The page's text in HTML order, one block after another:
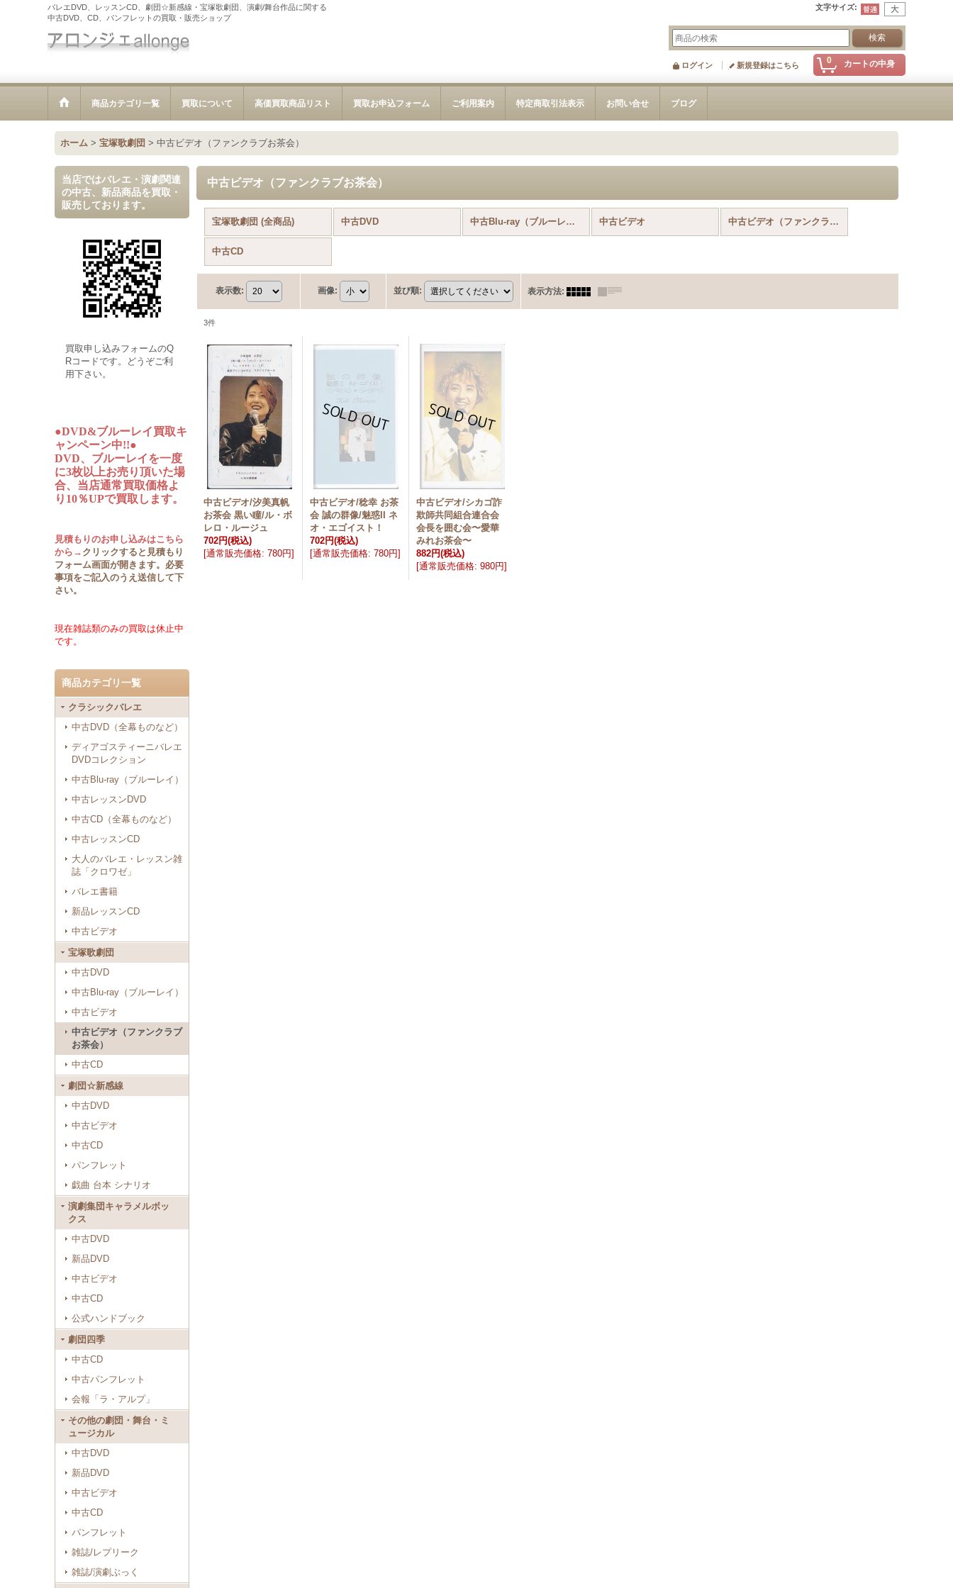
バレエDVD、レッスンCD、劇団☆新感線・宝塚歌劇団、演劇/舞台作品に関する
中古DVD、CD、パンフレットの買取・販売ショップ
文字サイズ:
0 カートの中身
ログイン 新規登録はこちら
商品カテゴリ一覧 買取について 高価買取商品リスト 買取お申込フォーム ご利用案内 特定商取引法表示 お問い合せ ブログ
ホーム > 宝塚歌劇団 > 中古ビデオ（ファンクラブお茶会）
当店ではバレエ・演劇関連
の中古、新品商品を買取・
販売しております。
買取申し込みフォームのQ
Rコードです。どうぞご利
用下さい。
●DVD&ブルーレイ買取キ
ャンペーン中!!●
DVD、ブルーレイを一度
に3枚以上お売り頂いた場
合、当店通常買取価格よ
り10％UPで買取します。
見積もりのお申し込みはこちら
から→ クリックすると見積もり
フォーム画面が開きます。必要
事項をご記入のうえ送信して下
さい。
現在雑誌類のみの買取は休止中
です。
商品カテゴリ一覧
クラシックバレエ
中古DVD（全幕ものなど）
ディアゴスティーニバレエ
DVDコレクション
中古Blu-ray（ブルーレイ）
中古レッスンDVD
中古CD（全幕ものなど）
中古レッスンCD
大人のバレエ・レッスン雑
誌「クロワゼ」
バレエ書籍
新品レッスンCD
中古ビデオ
宝塚歌劇団
中古DVD
中古Blu-ray（ブルーレイ）
中古ビデオ
中古ビデオ（ファンクラブ
お茶会）
中古CD
劇団☆新感線
中古DVD
中古ビデオ
中古CD
パンフレット
戯曲 台本 シナリオ
演劇集団キャラメルボッ
クス
中古DVD
新品DVD
中古ビデオ
中古CD
公式ハンドブック
劇団四季
中古CD
中古パンフレット
会報「ラ・アルプ」
その他の劇団・舞台・ミ
ュージカル
中古DVD
新品DVD
中古ビデオ
中古CD
パンフレット
雑誌/レプリーク
雑誌/演劇ぶっく
中古ビデオ（ファンクラブお茶会）
宝塚歌劇団 (全商品) 中古DVD 中古Blu-ray（ブルーレイ） 中古ビデオ 中古ビデオ（ファンクラブお茶会）
中古CD
表示数: 画像: 並び順: 表示方法:
3件
中古ビデオ/汐美真帆
お茶会 黒い瞳/ル・ボ
レロ・ルージュ
702円(税込)
[通常販売価格: 780円]
中古ビデオ/稔幸 お茶
会 誠の群像/魅惑II ネ
オ・エゴイスト！
702円(税込)
[通常販売価格: 780円]
中古ビデオ/シカゴ詐
欺師共同組合連合会
会長を囲む会〜愛華
みれお茶会〜
882円(税込)
[通常販売価格: 980円]